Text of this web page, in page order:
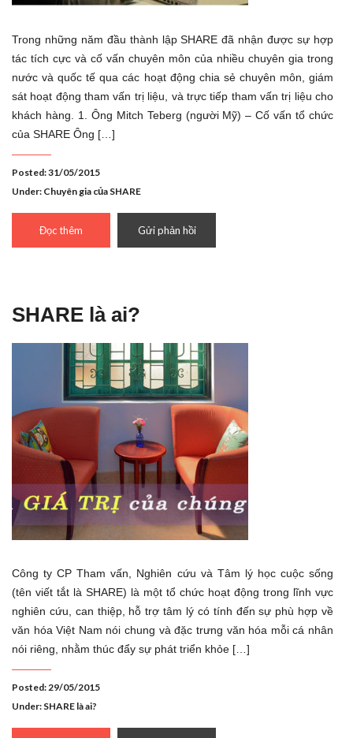
Trong những năm đầu thành lập SHARE đã nhận được sự hợp
tác tích cực và cố vấn chuyên môn của nhiều chuyên gia trong
nước và quốc tế qua các hoạt động chia sẻ chuyên môn, giám
sát hoạt động tham vấn trị liệu, và trực tiếp tham vấn trị liệu cho
khách hàng. 1. Ông Mitch Teberg (người Mỹ) – Cố vấn tổ chức
của SHARE Ông […]
Posted: 31/05/2015
Under: Chuyên gia của SHARE
Đọc thêm Gửi phản hồi
SHARE là ai?
Công ty CP Tham vấn, Nghiên cứu và Tâm lý học cuộc sống
(tên viết tắt là SHARE) là một tổ chức hoạt động trong lĩnh vực
nghiên cứu, can thiệp, hỗ trợ tâm lý có tính đến sự phù hợp về
văn hóa Việt Nam nói chung và đặc trưng văn hóa mỗi cá nhân
nói riêng, nhằm thúc đẩy sự phát triển khỏe […]
Posted: 29/05/2015
Under: SHARE là ai?